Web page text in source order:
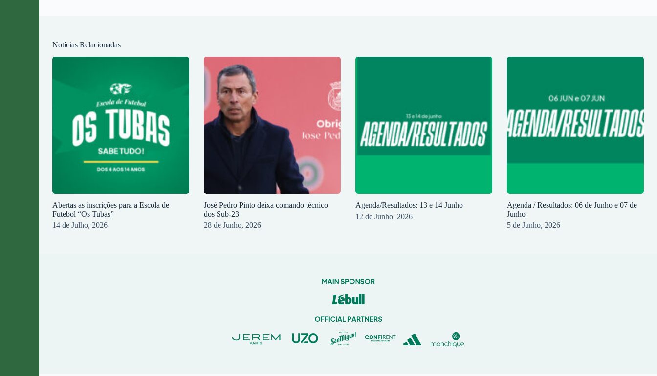
Notícias Relacionadas
Abertas as inscrições para a Escola de
Futebol “Os Tubas”
14 de Julho, 2026
José Pedro Pinto deixa comando técnico
dos Sub-23
28 de Junho, 2026
Agenda/Resultados: 13 e 14 Junho
12 de Junho, 2026
Agenda / Resultados: 06 de Junho e 07 de
Junho
5 de Junho, 2026